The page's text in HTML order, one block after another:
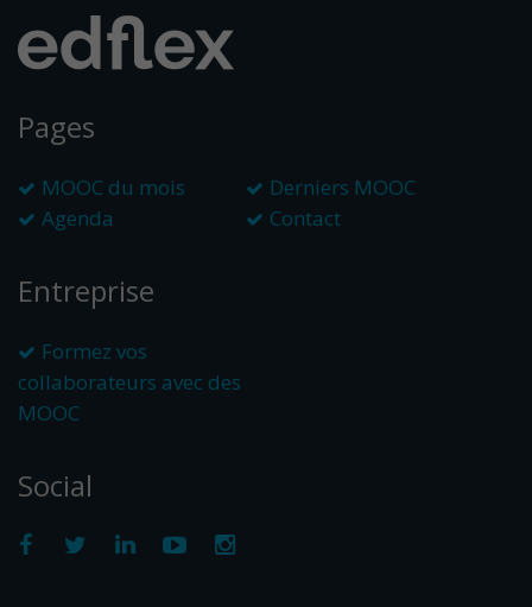
Pages
MOOC du mois
Derniers MOOC
Agenda
Contact
Entreprise
Formez vos
collaborateurs avec des
MOOC
Social